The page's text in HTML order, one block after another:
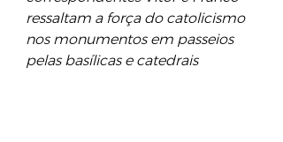
ressaltam a força do catolicismo
nos monumentos em passeios
pelas basílicas e catedrais